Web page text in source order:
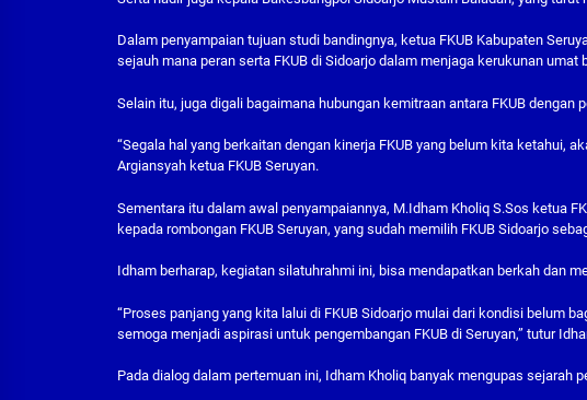
Dalam penyampaian tujuan studi bandingnya, ketua FKUB Kabupaten
sejauh mana peran serta FKUB di Sidoarjo dalam menjaga kerukunan umat
Selain itu, juga digali bagaimana hubungan kemitraan antara FKUB dengan
“Segala hal yang berkaitan dengan kinerja FKUB yang belum kita ketahui,
Argiansyah ketua FKUB Seruyan.
Sementara itu dalam awal penyampaiannya, M.Idham Kholiq S.Sos ketua
kepada rombongan FKUB Seruyan, yang sudah memilih FKUB Sidoarjo
Idham berharap, kegiatan silatuhrahmi ini, bisa mendapatkan berkah dan
“Proses panjang yang kita lalui di FKUB Sidoarjo mulai dari kondisi belum
semoga menjadi aspirasi untuk pengembangan FKUB di Seruyan,” tutur
Pada dialog dalam pertemuan ini, Idham Kholiq banyak mengupas sejarah